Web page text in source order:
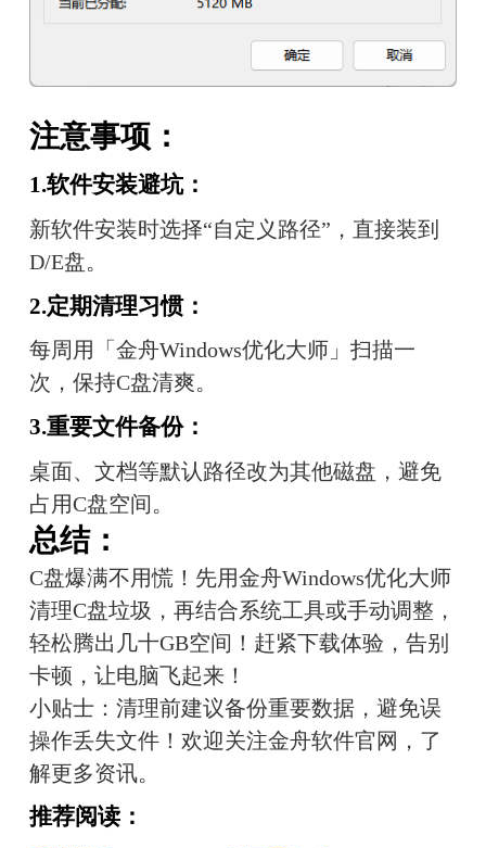
注意事项：
1.软件安装避坑：
新软件安装时选择“自定义路径”，直接装到
D/E盘。
2.定期清理习惯：
每周用「金舟Windows优化大师」扫描一
次，保持C盘清爽。
3.重要文件备份：
桌面、文档等默认路径改为其他磁盘，避免
占用C盘空间。
总结：
C盘爆满不用慌！先用金舟Windows优化大师
清理C盘垃圾，再结合系统工具或手动调整，
轻松腾出几十GB空间！赶紧下载体验，告别
卡顿，让电脑飞起来！
小贴士：清理前建议备份重要数据，避免误
操作丢失文件！欢迎关注金舟软件官网，了
解更多资讯。
推荐阅读：